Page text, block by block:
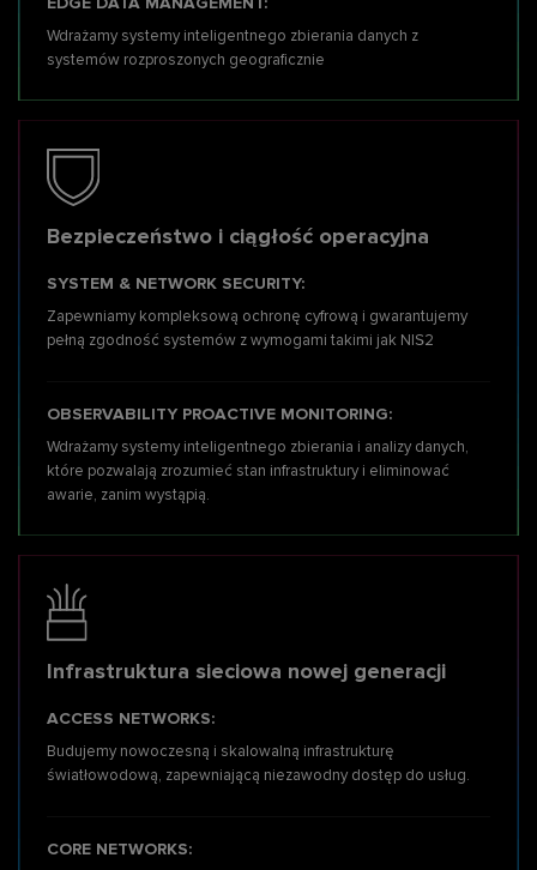
Wdrażamy systemy inteligentnego zbierania danych z
systemów rozproszonych geograficznie
Bezpieczeństwo i ciągłość operacyjna
SYSTEM & NETWORK SECURITY:
Zapewniamy kompleksową ochronę cyfrową i gwarantujemy
pełną zgodność systemów z wymogami takimi jak NIS2
OBSERVABILITY PROACTIVE MONITORING:
Wdrażamy systemy inteligentnego zbierania i analizy danych,
które pozwalają zrozumieć stan infrastruktury i eliminować
awarie, zanim wystąpią.
Infrastruktura sieciowa nowej generacji
ACCESS NETWORKS:
Budujemy nowoczesną i skalowalną infrastrukturę
światłowodową, zapewniającą niezawodny dostęp do usług.
CORE NETWORKS: